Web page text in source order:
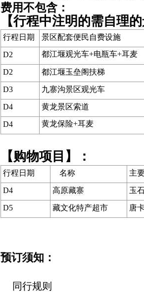
费用不包含：
【行程中注明的需自理
行程日期 景区配套便民自费设施
D2 都江堰观光车+电瓶车+耳麦
D2 都江堰玉垒阁扶梯
D3 九寨沟景区观光车
D4 黄龙景区索道
D4 黄龙保险+耳麦
【购物项目】：
行程日期 名称 主
D4 高原藏寨 玉
D5 藏文化特产超市 唐
预订须知：
同行规则